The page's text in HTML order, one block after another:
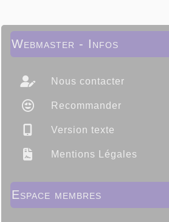
Webmaster - Infos
Nous contacter
Recommander
Version texte
Mentions Légales
Espace membres